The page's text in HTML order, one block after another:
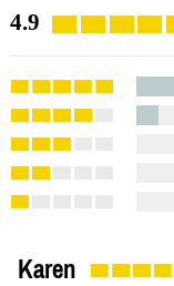
4.9
Karen